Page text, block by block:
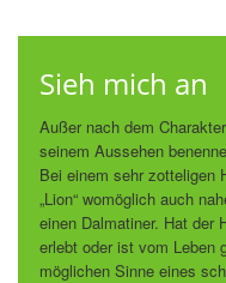
Sieh mich an
Außer nach dem
seinem Aussehen
Bei einem sehr zotteligen
„Lion“ womöglich auch
einen Dalmatiner. Hat der
erlebt oder ist vom Leben
möglichen Sinne eines